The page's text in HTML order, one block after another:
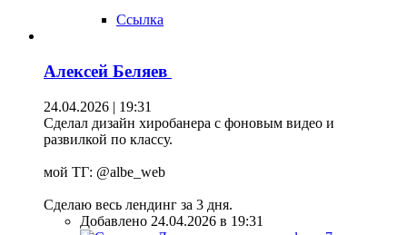
Ссылка
Алексей Беляев
24.04.2026 | 19:31
Сделал дизайн хиробанера с фоновым видео и
развилкой по классу.
мой ТГ: @albe_web
Сделаю весь лендинг за 3 дня.
Добавлено 24.04.2026 в 19:31